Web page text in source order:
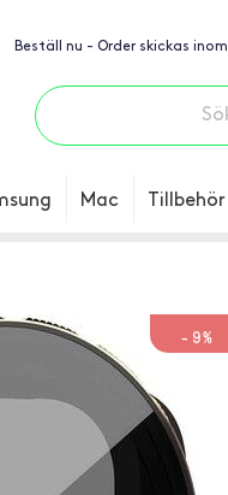
Beställ nu - Order skickas inom
Mac Tillbehör
-9%